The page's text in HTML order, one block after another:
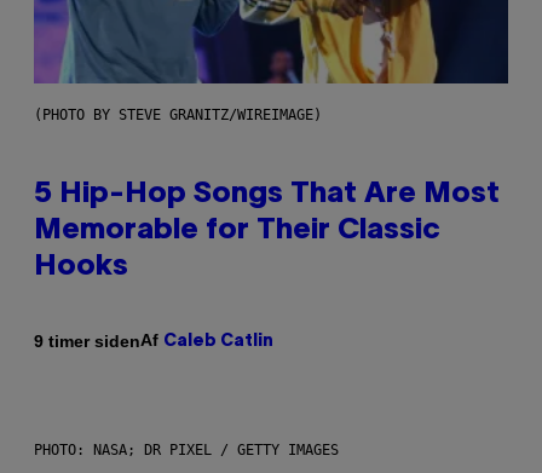
(PHOTO BY STEVE GRANITZ/WIREIMAGE)
5 Hip-Hop Songs That Are Most
Memorable for Their Classic
Hooks
9 timer sidenAf Caleb Catlin
PHOTO: NASA; DR PIXEL / GETTY IMAGES